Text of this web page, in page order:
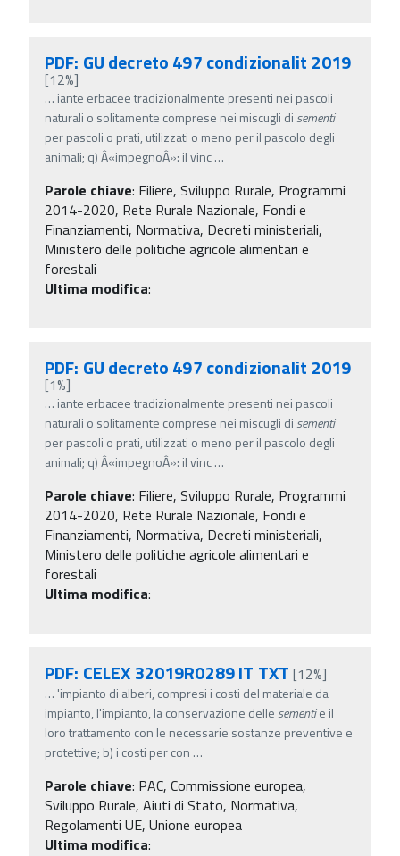
PDF: GU decreto 497 condizionalit 2019
[12%]
… iante erbacee tradizionalmente presenti nei pascoli
naturali o solitamente comprese nei miscugli di sementi
per pascoli o prati, utilizzati o meno per il pascolo degli
animali; q) Â«impegnoÂ»: il vinc…
Parole chiave: Filiere, Sviluppo Rurale, Programmi
2014-2020, Rete Rurale Nazionale, Fondi e
Finanziamenti, Normativa, Decreti ministeriali,
Ministero delle politiche agricole alimentari e
forestali
Ultima modifica:
PDF: GU decreto 497 condizionalit 2019
[1%]
… iante erbacee tradizionalmente presenti nei pascoli
naturali o solitamente comprese nei miscugli di sementi
per pascoli o prati, utilizzati o meno per il pascolo degli
animali; q) Â«impegnoÂ»: il vinc…
Parole chiave: Filiere, Sviluppo Rurale, Programmi
2014-2020, Rete Rurale Nazionale, Fondi e
Finanziamenti, Normativa, Decreti ministeriali,
Ministero delle politiche agricole alimentari e
forestali
Ultima modifica:
PDF: CELEX 32019R0289 IT TXT [12%]
… 'impianto di alberi, compresi i costi del materiale da
impianto, l'impianto, la conservazione delle sementie il
loro trattamento con le necessarie sostanze preventive e
protettive; b) i costi per con …
Parole chiave: PAC, Commissione europea,
Sviluppo Rurale, Aiuti di Stato, Normativa,
Regolamenti UE, Unione europea
Ultima modifica: